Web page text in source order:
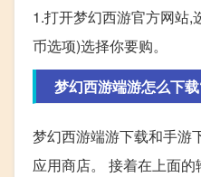
1.打开梦幻西游官方网站,
币选项)选择你要购。
梦幻西游端游怎么下
梦幻西游端游下载和手游
应用商店。 接着在上面的